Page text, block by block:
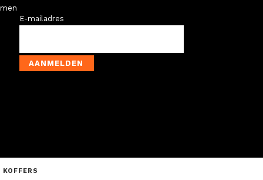
E-mailadres
AANMELDEN